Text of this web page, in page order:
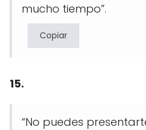
mucho tiempo”.
Copiar
15.
“No puedes